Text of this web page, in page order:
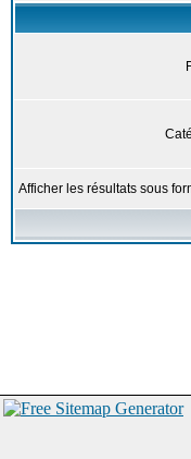
Afficher les résultats sous